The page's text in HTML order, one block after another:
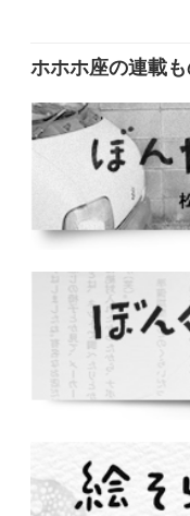
ホホホ座の連載